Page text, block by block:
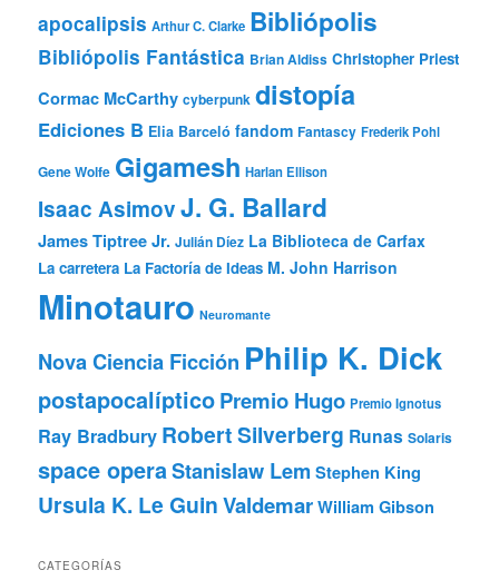
apocalipsis Arthur C. Clarke Bibliópolis
Bibliópolis Fantástica Brian Aldiss Christopher Priest
Cormac McCarthy cyberpunk distopía
Ediciones B Elia Barceló fandom Fantascy Frederik Pohl
Gene Wolfe Gigamesh Harlan Ellison
Isaac AsimovJ. G. Ballard
James Tiptree Jr. Julián Díez La Biblioteca de Carfax
La carretera La Factoría de Ideas M. John Harrison
Minotauro Neuromante
Nova Ciencia Ficción Philip K. Dick
postapocalípticoPremio Hugo Premio Ignotus
Ray Bradbury Robert Silverberg Runas Solaris
space operaStanislaw Lem Stephen King
Ursula K. Le GuinValdemarWilliam Gibson
CATEGORÍAS